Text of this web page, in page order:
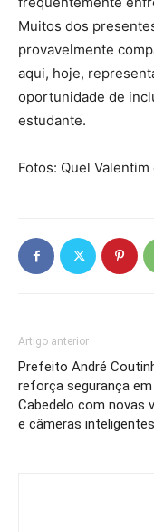
Muitos dos
provavelmente
aqui, hoje,
oportunidade de
estudante.
Fotos: Quel
Artigo anterior
Prefeito André
reforça segurança em
Cabedelo com novas
e câmeras inteligentes